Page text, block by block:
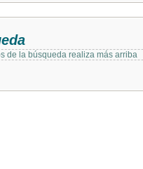
de la búsqueda realiza más arriba